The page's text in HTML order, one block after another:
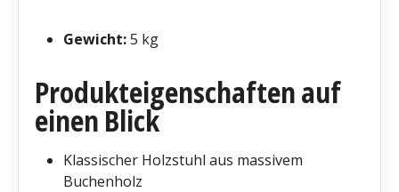
Gewicht:5 kg
Produkteigenschaften auf
einen Blick
Klassischer Holzstuhl aus massivem
Buchenholz